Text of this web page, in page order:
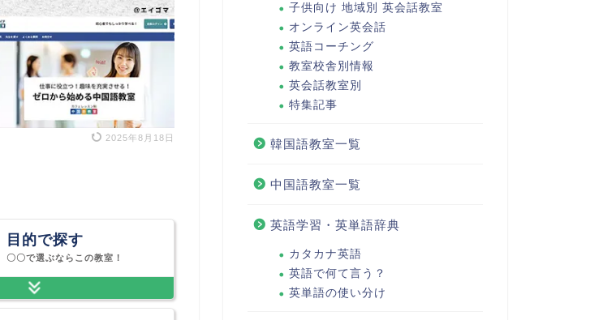
2025年8月18日
目的で探す
〇〇で選ぶならこの教室！
子供向け 地域別 英会話教室
オンライン英会話
英語コーチング
教室校舎別情報
英会話教室別
特集記事
韓国語教室一覧
中国語教室一覧
英語学習・英単語辞典
カタカナ英語
英語で何て言う？
英単語の使い分け